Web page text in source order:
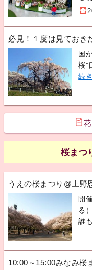
必見！１度は見ておき
国
桜”
続
桜まつ
うえの桜まつり@上野
開
る）
誰
10:00～15:00みなみ桜